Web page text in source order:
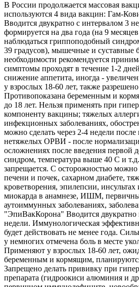
В России продолжается массовая
используются 4 вида вакцин: Гам-
Вводится двукратно с интервалом 3
формируется на два года (на 9
наблюдаться гриппоподобный
39 градусов), мышечные и суставные
необходимости рекомендуется
симптомы проходят в течение 1-2
снижение аппетита, иногда -
у взрослых 18-60 лет, также
Противопоказана беременным и
до 18 лет. Нельзя применять при
компоненту вакцины; тяжелых
инфекционных заболеваниях,
можно сделать через 2-4 недели
нетяжелых ОРВИ - после
осложнениях после введения
синдром, температура выше 40 С и
запрещается. С осторожностью
печени и почек, сахарном диабете,
кроветворения, эпилепсии,
миокарда в анамнезе, ИШМ,
аутоиммунных заболеваниях,
"ЭпиВакКорона" Вводится
недели. Иммунологическая
будет действовать не менее года.
у немногих отмечена боль в месте
Применяют у взрослых 18-60 лет,
беременным и кормящим,
Запрещено делать прививку при
препарата (гидроокиси алюминия и